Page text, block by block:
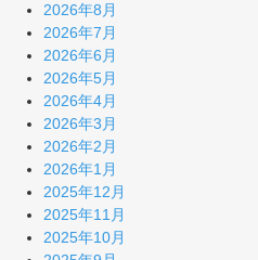
2026年8月
2026年7月
2026年6月
2026年5月
2026年4月
2026年3月
2026年2月
2026年1月
2025年12月
2025年11月
2025年10月